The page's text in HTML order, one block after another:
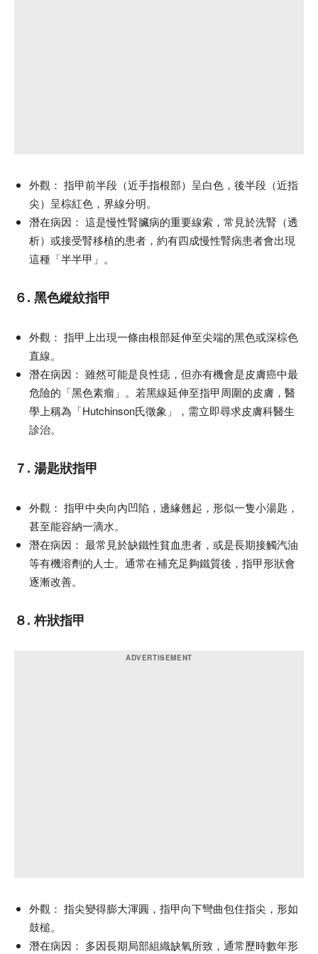
外觀： 指甲前半段（近手指根部）呈白色，後半段（近指
尖）呈棕紅色，界線分明。
潛在病因： 這是慢性腎臟病的重要線索，常見於洗腎（透
析）或接受腎移植的患者，約有四成慢性腎病患者會出現
這種「半半甲」。
６. 黑色縱紋指甲
外觀： 指甲上出現一條由根部延伸至尖端的黑色或深棕色
直線。
潛在病因： 雖然可能是良性痣，但亦有機會是皮膚癌中最
危險的「黑色素瘤」。若黑線延伸至指甲周圍的皮膚，醫
學上稱為「Hutchinson氏徵象」，需立即尋求皮膚科醫生
診治。
７. 湯匙狀指甲
外觀： 指甲中央向內凹陷，邊緣翹起，形似一隻小湯匙，
甚至能容納一滴水。
潛在病因： 最常見於缺鐵性貧血患者，或是長期接觸汽油
等有機溶劑的人士。通常在補充足夠鐵質後，指甲形狀會
逐漸改善。
８. 杵狀指甲
外觀： 指尖變得膨大渾圓，指甲向下彎曲包住指尖，形如
鼓槌。
潛在病因： 多因長期局部組織缺氧所致，通常歷時數年形